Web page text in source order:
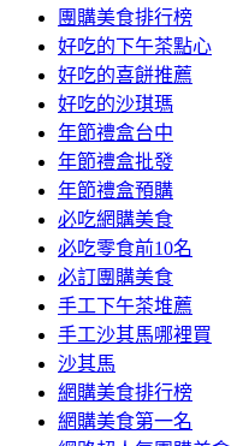
團購美食排行榜
好吃的下午茶點心
好吃的喜餅推薦
好吃的沙琪瑪
年節禮盒台中
年節禮盒批發
年節禮盒預購
必吃網購美食
必吃零食前10名
必訂團購美食
手工下午茶堆薦
手工沙其馬哪裡買
沙其馬
網購美食排行榜
網購美食第一名